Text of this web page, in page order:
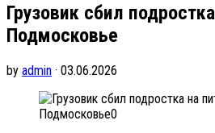
Грузовик сбил
Подмосковье
by admin · 03.06.2026